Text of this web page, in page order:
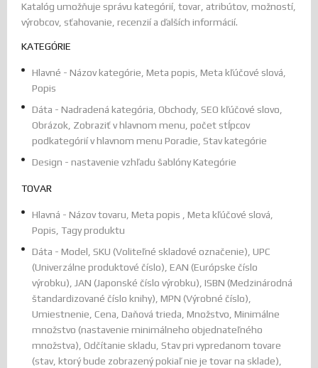
Katalóg umožňuje správu kategórií, tovar, atribútov, možností,
výrobcov, sťahovanie, recenzií a ďalších informácií.
KATEGÓRIE
Hlavné - Názov kategórie, Meta popis, Meta kľúčové slová,
Popis
Dáta - Nadradená kategória, Obchody, SEO kľúčové slovo,
Obrázok, Zobraziť v hlavnom menu, počet stĺpcov
podkategórií v hlavnom menu Poradie, Stav kategórie
Design - nastavenie vzhľadu šablóny Kategórie
TOVAR
Hlavná - Názov tovaru, Meta popis , Meta kľúčové slová,
Popis, Tagy produktu
Dáta - Model, SKU (Voliteľné skladové označenie), UPC
(Univerzálne produktové číslo), EAN (Európske číslo
výrobku), JAN (Japonské číslo výrobku), ISBN (Medzinárodná
štandardizované číslo knihy), MPN (Výrobné číslo),
Umiestnenie, Cena, Daňová trieda, Množstvo, Minimálne
množstvo (nastavenie minimálneho objednateľného
množstva), Odčítanie skladu, Stav pri vypredanom tovare
(stav, ktorý bude zobrazený pokiaľ nie je tovar na sklade),